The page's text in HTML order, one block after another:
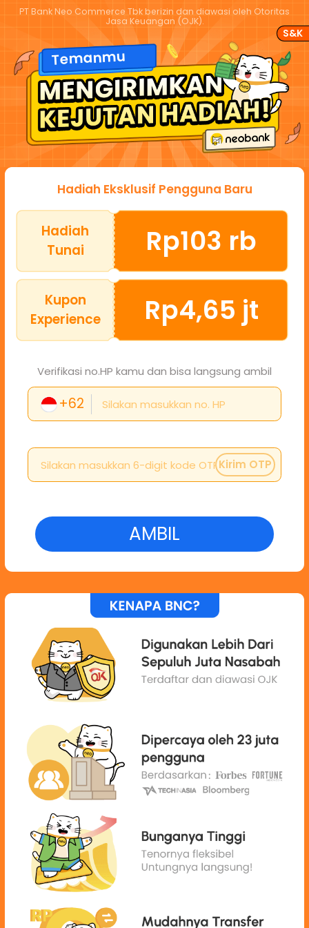
PT Bank Neo Commerce Tbk berizin dan diawasi oleh Otoritas
Jasa Keuangan (OJK).
Temanmu
S&K
Hadiah Eksklusif Pengguna Baru
Hadiah
Tunai
Rp103 rb
Kupon
Experience
Rp4,65 jt
Verifikasi no.HP kamu dan bisa langsung ambil
+62
Kirim OTP
AMBIL